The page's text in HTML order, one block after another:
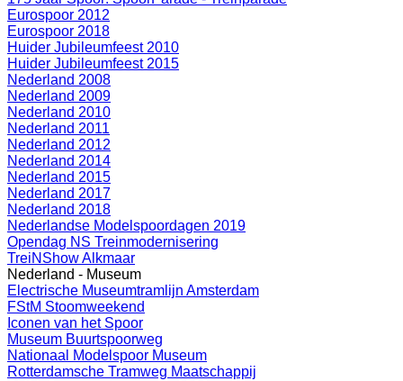
Eurospoor 2012
Eurospoor 2018
Huider Jubileumfeest 2010
Huider Jubileumfeest 2015
Nederland 2008
Nederland 2009
Nederland 2010
Nederland 2011
Nederland 2012
Nederland 2014
Nederland 2015
Nederland 2017
Nederland 2018
Nederlandse Modelspoordagen 2019
Opendag NS Treinmodernisering
TreiNShow Alkmaar
Nederland - Museum
Electrische Museumtramlijn Amsterdam
FStM Stoomweekend
Iconen van het Spoor
Museum Buurtspoorweg
Nationaal Modelspoor Museum
Rotterdamsche Tramweg Maatschappij